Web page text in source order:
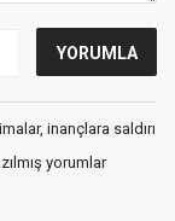
inançlara saldırı
yorumlar